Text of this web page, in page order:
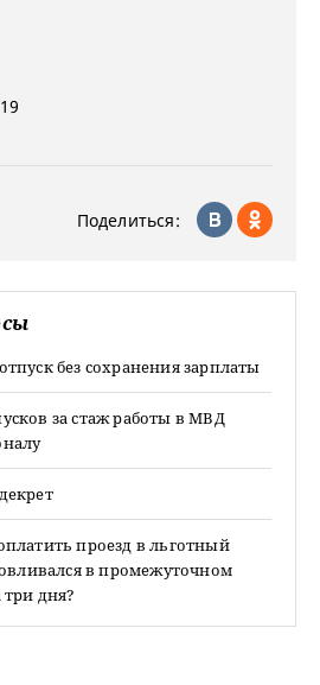
19
Поделиться:
без сохранения зарплаты
за стаж работы в МВД
проезд в льготный
в промежуточном
дня?